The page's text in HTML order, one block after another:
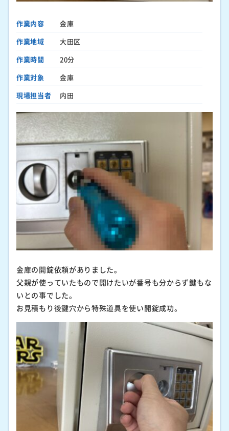
作業内容
金庫
作業地域
大田区
作業時間
20分
作業対象
金庫
現場担当者
内田
金庫の開錠依頼がありました。
父親が使っていたもので開けたいが番号も分からず鍵もな
いとの事でした。
お見積もり後鍵穴から特殊道具を使い開錠成功。